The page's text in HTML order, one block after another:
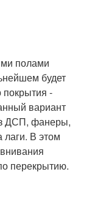
полами
будет
покрытия -
вариант
ДСП, фанеры,
лаги. В этом
перекрытию.